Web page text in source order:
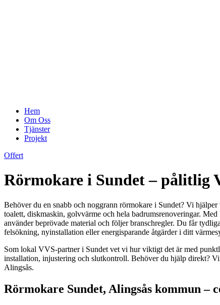
Hem
Om Oss
Tjänster
Projekt
Offert
Rörmokare i Sundet – pålitlig
Behöver du en snabb och noggrann rörmokare i Sundet? Vi
toalett, diskmaskin, golvvärme och hela badrumsrenoveringar.
använder beprövade material och följer branschregler. Du får
felsökning, nyinstallation eller energisparande åtgärder i ditt
Som lokal VVS-partner i Sundet vet vi hur viktigt det är med
installation, injustering och slutkontroll. Behöver du hjälp direkt?
Alingsås.
Rörmokare Sundet, Alingsås kommun –